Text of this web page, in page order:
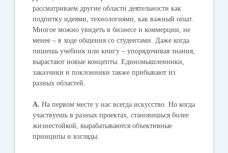
рассматриваем другие области деятельности как
подпитку идеями, технологиями, как важный опыт.
Многое можно увидеть в бизнесе и коммерции, не
менее – в ходе общения со студентами. Даже когда
пишешь учебник или книгу – упорядочивая знания,
вырастают новые концепты. Единомышленники,
заказчики и поклонники также прибывают из
разных областей.
А. На первом месте у нас всегда искусство. Но когда
участвуешь в разных проектах, становишься более
жизнестойкой, вырабатываются объективные
принципы и взгляды.